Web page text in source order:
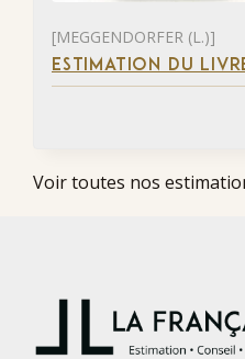
[MEGGENDORFER (L.)]
ESTIMATION DU
Voir toutes nos